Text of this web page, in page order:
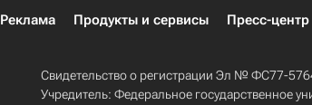
Реклама Продукты и сервисы Пресс-центр
Свидетельство о регистрации Эл № ФС77-
Учредитель: Федеральное государственное